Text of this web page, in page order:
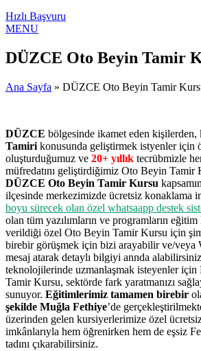
Hızlı Başvuru
MENU
DÜZCE Oto Beyin Tamir
Ana Sayfa » DÜZCE Oto Beyin Tamir
DÜZCE bölgesinde ikamet eden kişilerden,
Tamiri konusunda geliştirmek istyenler için
oluşturduğumuz ve 20+ yıllık tecrübmizle
müfredatını geliştirdiğimiz Oto Beyin Tamir
DÜZCE Oto Beyin Tamir Kursu
ilçesinde merkezimizde ücretsiz konaklama
boyu sürecek olan özel whatsaapp destek
olan tüm yazılımların ve programların eğitim
verildiği özel Oto Beyin Tamir Kursu için
birebir görüşmek için bizi arayabilir ve/veya
mesaj atarak detaylı bilgiyi annda
teknolojilerinde uzmanlaşmak isteyenler
Tamir Kursu, sektörde fark yaratmanızı
sunuyor. Eğitimlerimiz tamamen birebir
şekilde Muğla Fethiye’de
üzerinden gelen kursiyerlerimize özel
imkânlarıyla hem öğrenirken hem de eşsiz
tadını çıkarabilirsiniz.